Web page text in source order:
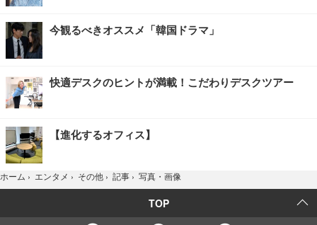
今観るべきオススメ「韓国ドラマ」
快適デスクのヒントが満載！こだわりデスクツアー
【進化するオフィス】
ホーム › エンタメ › その他 › 記事 › 写真・画像
TOP